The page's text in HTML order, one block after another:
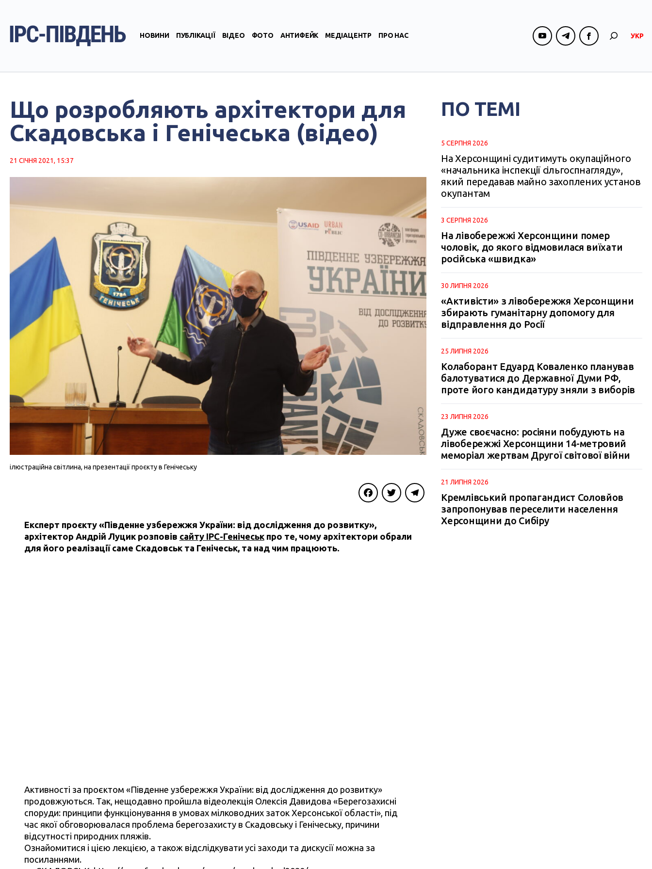
НОВИНИ ПУБЛІКАЦІЇ ВІДЕО ФОТО АНТИФЕЙК МЕДІАЦЕНТР ПРО НАС УКР
Що розробляють архітектори для
Скадовська і Генічеська (відео)
21 СІЧНЯ 2021, 15:37
ілюстраційна світлина, на презентації проєкту в Генічеську
Експерт проєкту «Південне узбережжя України: від дослідження до розвитку»,
архітектор Андрій Луцик розповів сайту IPC-Генічеськпро те, чому архітектори обрали
для його реалізації саме Скадовськ та Генічеськ, та над чим працюють.
Активності за проєктом «Південне узбережжя України: від дослідження до розвитку»
продовжуються. Так, нещодавно пройшла відеолекція Олексія Давидова «Берегозахисні
споруди: принципи функціонування в умовах мілководних заток Херсонської області», під
час якої обговорювалася проблема берегозахисту в Скадовську і Генічеську, причини
відсутності природних пляжів.
Ознайомитися і цією лекцією, а також відслідкувати усі заходи та дискусії можна за
посиланнями.
ПО ТЕМІ
5 СЕРПНЯ 2026
На Херсонщині судитимуть окупаційного
«начальника інспекції сільгоспнагляду»,
який передавав майно захоплених установ
окупантам
3 СЕРПНЯ 2026
На лівобережжі Херсонщини помер
чоловік, до якого відмовилася виїхати
російська «швидка»
30 ЛИПНЯ 2026
«Активісти» з лівобережжя Херсонщини
збирають гуманітарну допомогу для
відправлення до Росії
25 ЛИПНЯ 2026
Колаборант Едуард Коваленко планував
балотуватися до Державної Думи РФ,
проте його кандидатуру зняли з виборів
23 ЛИПНЯ 2026
Дуже своєчасно: росіяни побудують на
лівобережжі Херсонщини 14-метровий
меморіал жертвам Другої світової війни
21 ЛИПНЯ 2026
Кремлівський пропагандист Соловйов
запропонував переселити населення
Херсонщини до Сибіру